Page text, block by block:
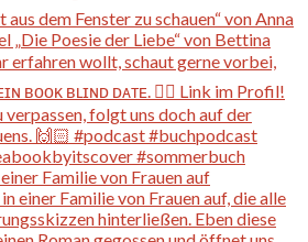
Familie von Frauen auf